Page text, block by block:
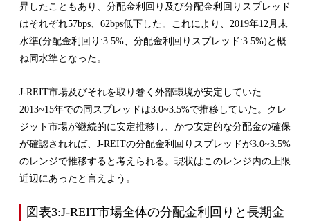
昇したこともあり、分配金利回り及び分配金利回りスプレッド
はそれぞれ57bps、62bps低下した。これにより、2019年12月末
水準(分配金利回り:3.5%、分配金利回りスプレッド:3.5%)と概
ね同水準となった。
J-REIT市場及びそれを取り巻く外部環境が安定していた
2013~15年での同スプレッドは3.0~3.5%で推移していた。クレ
ジット市場が継続的に安定推移し、かつ安定的な分配金の確保
が確認されれば、J-REITの分配金利回りスプレッドが3.0~3.5%
のレンジで推移すると考えられる。現状はこのレンジ内の上限
近辺にあったと言えよう。
図表3:J-REIT市場全体の分配金利回りと長期金